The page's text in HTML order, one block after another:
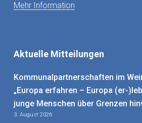
Mehr Information
Aktuelle Mitteilungen
Kommunalpartnerschaften im
„Europa erfahren – Europa (er-
junge Menschen über Grenzen
3. August 2026